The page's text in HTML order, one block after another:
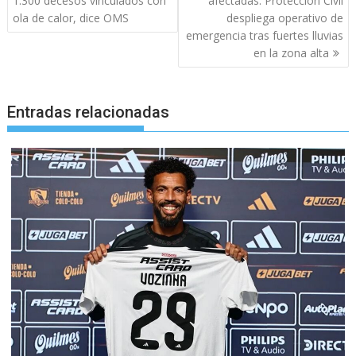
entradas
ola de calor, dice OMS
despliega operativo de
emergencia tras fuertes lluvias
en la zona alta
Entradas relacionadas